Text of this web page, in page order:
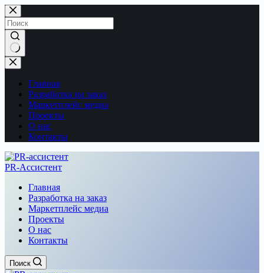
Перейти
к
сути
Ничего
не
найденоГлавная
Разработка на заказ
Маркетплейс медиа
Проекты
О нас
Контакты
PR-Ассистент
Главная
Разработка на заказ
Маркетплейс медиа
Проекты
О нас
Контакты
Поиск